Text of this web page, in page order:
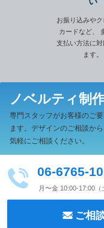
お振り込みやク
カードなど、
支払い方法に
ます。
ノベルティ制
専門スタッフがお客様のご
ます。 デザインのご相談か
気軽にご相談ください。
06-6765-
月〜金 10:00-17:00（
ご相